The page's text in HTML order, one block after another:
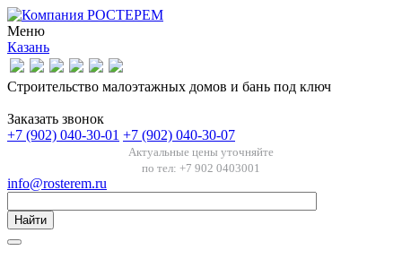
Меню
Казань
Строительство малоэтажных домов и бань под ключ
Заказать звонок
+7 (902) 040-30-01 +7 (902) 040-30-07
Актуальные цены уточняйте
по тел: +7 902 0403001
info@rosterem.ru
Найти